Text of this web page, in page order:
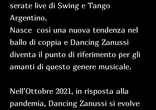
serate live di Swing e Tango
Argentino.
Nasce così una nuova tendenza nel
ballo di coppia e Dancing Zanussi
diventa il punto di riferimento per gli
amanti di questo genere musicale.
Nell’Ottobre 2021, in risposta alla
pandemia, Dancing Zanussi si evolve